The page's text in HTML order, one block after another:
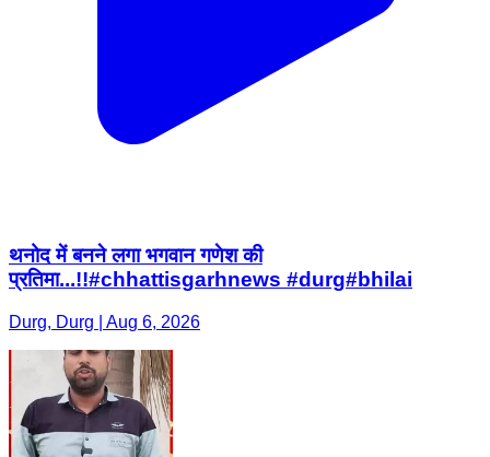
थनोद में बनने लगा भगवान गणेश की
प्रतिमा...!!#chhattisgarhnews #durg#bhilai
Durg, Durg | Aug 6, 2026